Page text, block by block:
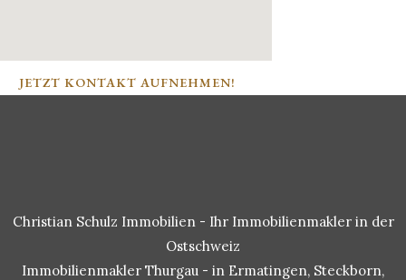
JETZT KONTAKT AUFNEHMEN!
Christian Schulz Immobilien - Ihr Immobilienmakler in der
Ostschweiz
Immobilienmakler Thurgau - in Ermatingen, Steckborn,